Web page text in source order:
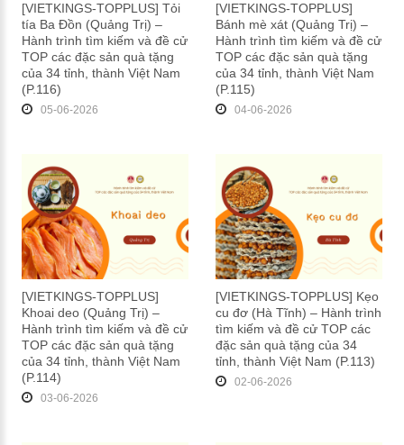
[VIETKINGS-TOPPLUS] Tỏi
tía Ba Đồn (Quảng Trị) –
Hành trình tìm kiếm và đề cử
TOP các đặc sản quà tặng
của 34 tỉnh, thành Việt Nam
(P.116)
05-06-2026
[VIETKINGS-TOPPLUS]
Bánh mè xát (Quảng Trị) –
Hành trình tìm kiếm và đề cử
TOP các đặc sản quà tặng
của 34 tỉnh, thành Việt Nam
(P.115)
04-06-2026
[VIETKINGS-TOPPLUS]
Khoai deo (Quảng Trị) –
Hành trình tìm kiếm và đề cử
TOP các đặc sản quà tặng
của 34 tỉnh, thành Việt Nam
(P.114)
03-06-2026
[VIETKINGS-TOPPLUS] Kẹo
cu đơ (Hà Tĩnh) – Hành trình
tìm kiếm và đề cử TOP các
đặc sản quà tặng của 34
tỉnh, thành Việt Nam (P.113)
02-06-2026